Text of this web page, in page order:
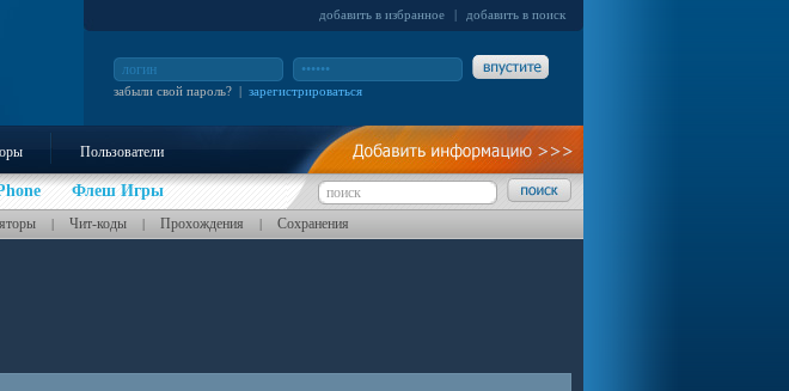
добавить в избранное | добавить в поиск
забыли свой пароль? | зарегистрироваться
Пользователи
Флеш Игры
| Чит-коды | Прохождения | Сохранения